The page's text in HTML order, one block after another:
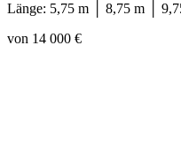
Länge: 5,75 m │ 8,75 m │
von 14 000 €